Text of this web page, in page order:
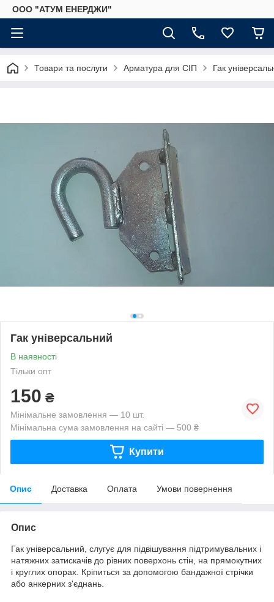
ООО "АТУМ ЕНЕРДЖИ"
Товари та послуги Арматура для СІП Гак
Гак універсальний
В наявності
Тільки опт
150 ₴
Мінімальне замовлення — 10 шт.
Мінімальна сума замовлення на сайті — 500 ₴
Купити
Опис Доставка Оплата Умови повернення
Опис
Гак універсальний, слугує для підвішування підтримувальних і
натяжних затискачів до рівних поверхонь стін, на прямокутних
і круглих опорах. Кріпиться за допомогою бандажної стрічки
або анкерних з'єднань.